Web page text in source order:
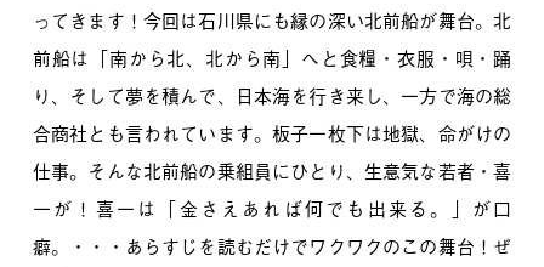
ってきます！今回は石川県にも縁の深い北前船が舞台。北
前船は「南から北、北から南」へと食糧・衣服・唄・踊
り、そして夢を積んで、日本海を行き来し、一方で海の総
合商社とも言われています。板子一枚下は地獄、命がけの
仕事。そんな北前船の乗組員にひとり、生意気な若者・喜
一が！喜一は「金さえあれば何でも出来る。」が口
癖。・・・あらすじを読むだけでワクワクのこの舞台！ぜ